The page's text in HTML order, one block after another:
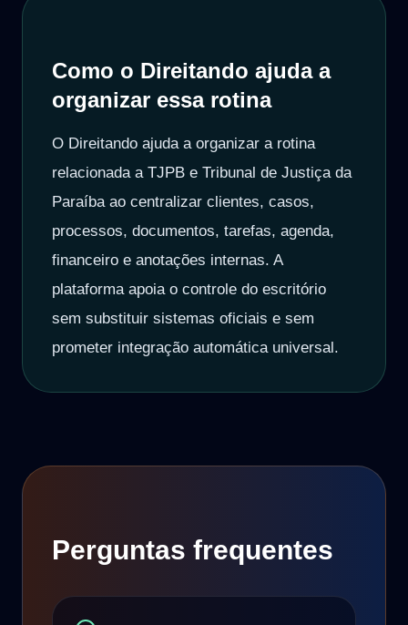
Como o Direitando ajuda a
organizar essa rotina
O Direitando ajuda a organizar a rotina
relacionada a TJPB e Tribunal de Justiça da
Paraíba ao centralizar clientes, casos,
processos, documentos, tarefas, agenda,
financeiro e anotações internas. A
plataforma apoia o controle do escritório
sem substituir sistemas oficiais e sem
prometer integração automática universal.
Perguntas frequentes